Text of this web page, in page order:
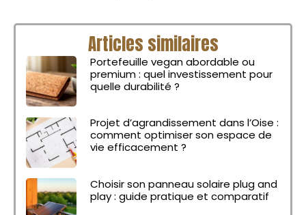
Articles similaires
Portefeuille vegan abordable ou
premium : quel investissement pour
quelle durabilité ?
Projet d’agrandissement dans l’Oise :
comment optimiser son espace de
vie efficacement ?
Choisir son panneau solaire plug and
play : guide pratique et comparatif